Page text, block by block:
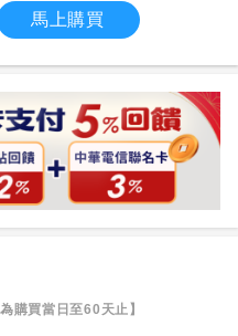
馬上購買
購買當日至60天止】